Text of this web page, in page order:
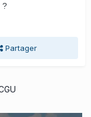
?
Partager